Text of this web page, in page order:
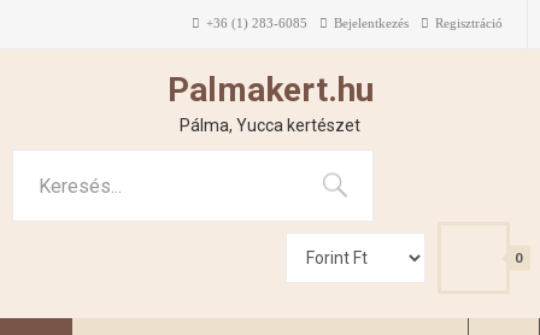
+36 (1) 283-6085 Bejelentkezés Regisztráció
Palmakert.hu
Pálma, Yucca kertészet
0